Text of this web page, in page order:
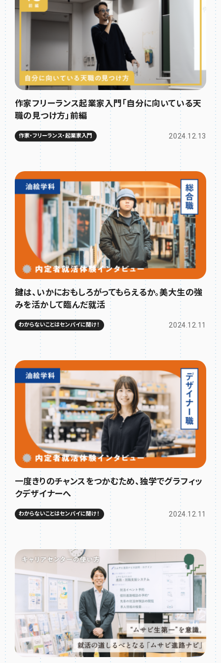
作家フリーランス起業家入門「自分に向いている天
職の見つけ方」前編
作家・フリーランス・起業家入門 2024.12.13
鍵は、いかにおもしろがってもらえるか。美大生の強
みを活かして臨んだ就活
わからないことはセンパイに聞け！ 2024.12.11
一度きりのチャンスをつかむため、独学でグラフィッ
クデザイナーへ
わからないことはセンパイに聞け！ 2024.12.11